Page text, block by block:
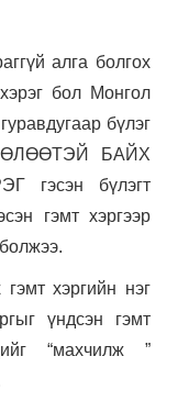
алга болгох
бол Монгол
бүлэг
БАЙХ
гэсэн бүлэгт
гэмт хэргээр
хэргийн нэг
үндсэн гэмт
“махчилж ”